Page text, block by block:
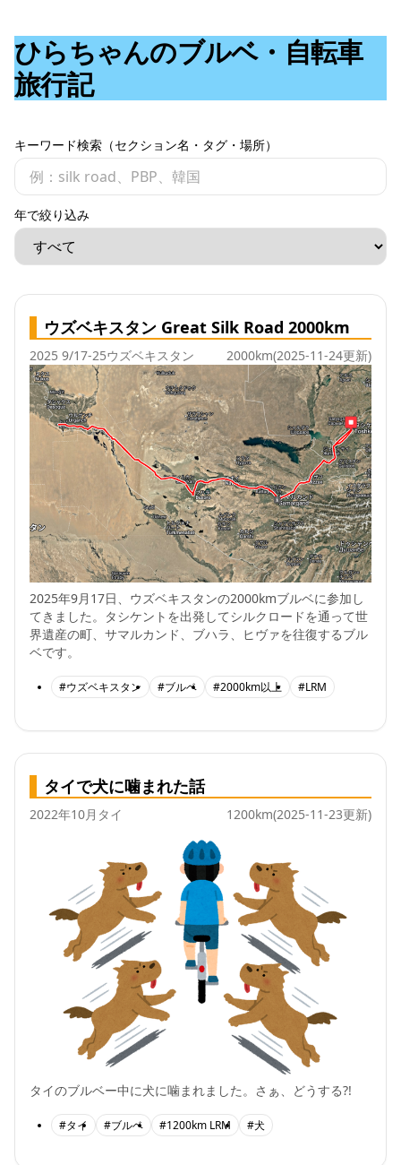
ひらちゃんのブルベ・自転車
旅行記
キーワード検索（セクション名・タグ・場所）
年で絞り込み
ウズベキスタン Great Silk Road 2000km
2025 9/17-25ウズベキスタン 2000km(2025-11-24更新)
2025年9月17日、ウズベキスタンの2000kmブルベに参加し
てきました。タシケントを出発してシルクロードを通って世
界遺産の町、サマルカンド、ブハラ、ヒヴァを往復するブル
ベです。
#ウズベキスタン #ブルベ #2000km以上 #LRM
タイで犬に噛まれた話
2022年10月 タイ 1200km(2025-11-23更新)
タイのブルベー中に犬に噛まれました。さぁ、どうする?!
#タイ #ブルベ #1200km LRM #犬